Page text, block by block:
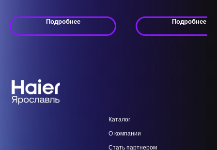
AV52IMVEVA Серия MRV 5
Подробнее
AV94NMVEMS
5-T
Подробнее
Каталог
О компании
Стать партнером